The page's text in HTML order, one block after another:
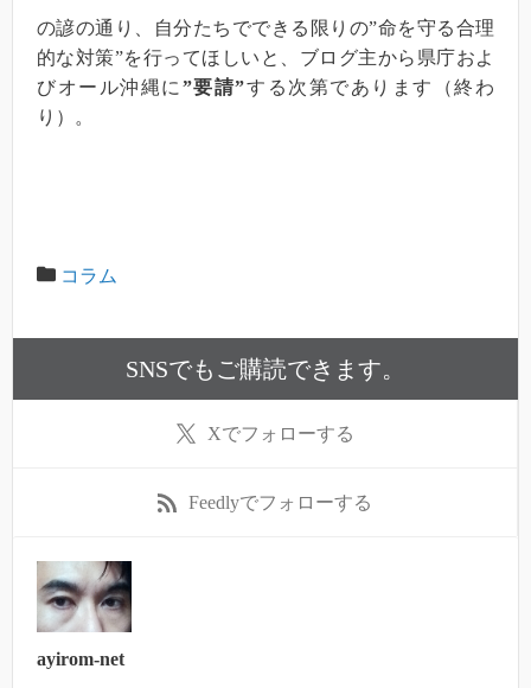
の諺の通り、自分たちでできる限りの”命を守る合理
的な対策”を行ってほしいと、ブログ主から県庁およ
びオール沖縄に ”要請”する次第であります（終わ
り）。
コラム
SNSでもご購読できます。
Xでフォローする
Feedlyでフォローする
ayirom-net